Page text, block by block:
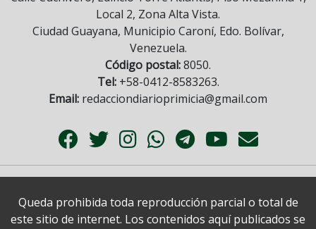
Local 2, Zona Alta Vista.
Ciudad Guayana, Municipio Caroní, Edo. Bolívar,
Venezuela.
Código postal:8050.
Tel:+58-0412-8583263.
Email: redacciondiarioprimicia@gmail.com
Queda prohibida toda reproducción parcial o total de
este sitio de internet. Los contenidos aquí publicados se